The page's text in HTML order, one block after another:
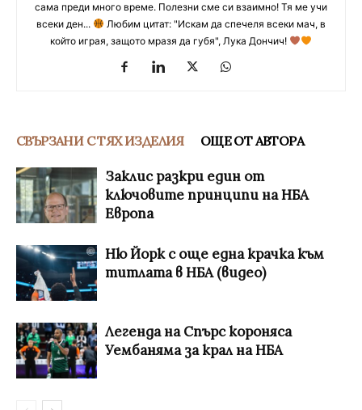
сама преди много време. Полезни сме си взаимно! Тя ме учи
всеки ден...
Любим цитат: "Искам да спечеля всеки мач, в
който играя, защото мразя да губя", Лука Дончич!
СВЪРЗАНИ С ТЯХ ИЗДЕЛИЯ ОЩЕ ОТ АВТОРА
Заклис разкри един от
ключовите принципи на НБА
Европа
Ню Йорк с още една крачка към
титлата в НБА (видео)
Легенда на Спърс короняса
Уембаняма за крал на НБА